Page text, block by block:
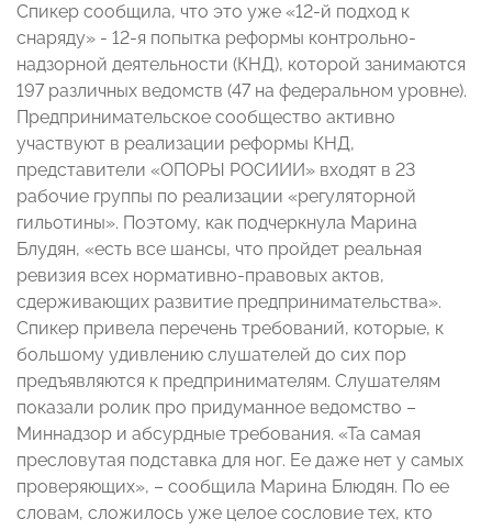
Спикер сообщила, что это уже «12-й подход к
снаряду» - 12-я попытка реформы контрольно-
надзорной деятельности (КНД), которой занимаются
197 различных ведомств (47 на федеральном уровне).
Предпринимательское сообщество активно
участвуют в реализации реформы КНД,
представители «ОПОРЫ РОСИИИ» входят в 23
рабочие группы по реализации «регуляторной
гильотины». Поэтому, как подчеркнула Марина
Блудян, «есть все шансы, что пройдет реальная
ревизия всех нормативно-правовых актов,
сдерживающих развитие предпринимательства».
Спикер привела перечень требований, которые, к
большому удивлению слушателей до сих пор
предъявляются к предпринимателям. Слушателям
показали ролик про придуманное ведомство –
Миннадзор и абсурдные требования. «Та самая
пресловутая подставка для ног. Ее даже нет у самых
проверяющих», – сообщила Марина Блюдян. По ее
словам, сложилось уже целое сословие тех, кто